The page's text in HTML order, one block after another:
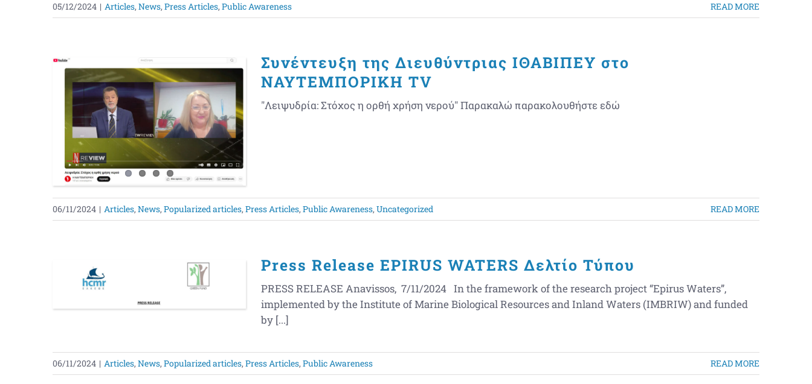
05/12/2024 | Articles, News, Press Articles, Public Awareness READ MORE
Συνέντευξη της Διευθύντριας ΙΘΑΒΙΠΕΥ στο
ΝΑΥΤΕΜΠΟΡΙΚΗ TV
"Λειψυδρία: Στόχος η ορθή χρήση νερού" Παρακαλώ παρακολουθήστε εδώ
06/11/2024 | Articles, News, Popularized articles, Press Articles, Public Awareness, Uncategorized READ MORE
Press Release EPIRUS WATERS Δελτίο Τύπου
PRESS RELEASE Anavissos, 7/11/2024 In the framework of the research project “Epirus Waters”,
implemented by the Institute of Marine Biological Resources and Inland Waters (IMBRIW) and funded
by [...]
06/11/2024 | Articles, News, Popularized articles, Press Articles, Public Awareness READ MORE